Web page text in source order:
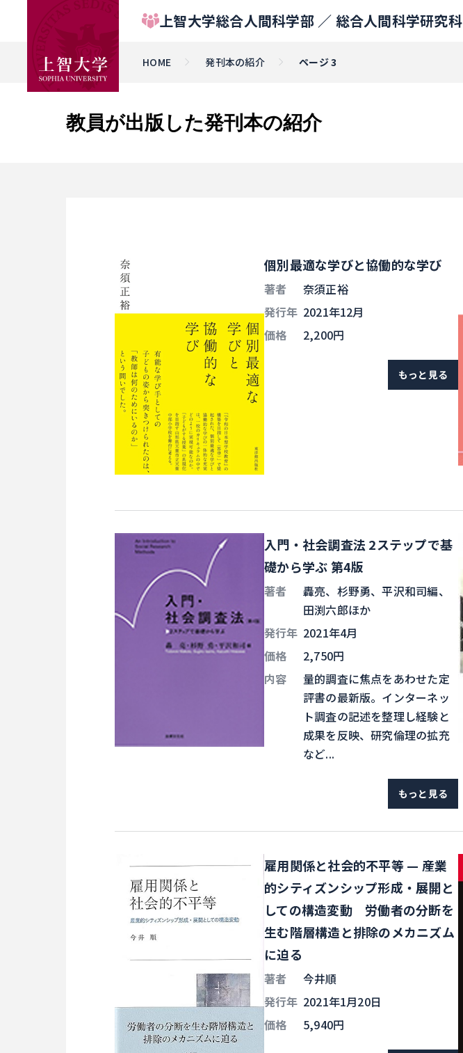
上智大学総合人間科学部 ／ 総合人間科学研究科
HOME 発刊本の紹介 ページ 3
教員が出版した発刊本の紹介
個別最適な学びと協働的な学び
著者
奈須正裕
発行年 2021年12月
価格
2,200円
もっと見る
入門・社会調査法 2ステップで基
礎から学ぶ 第4版
著者
轟亮、杉野勇、平沢和司編、
田渕六郎ほか
発行年 2021年4月
価格
2,750円
内容
量的調査に焦点をあわせた定
評書の最新版。インターネッ
ト調査の記述を整理し経験と
成果を反映、研究倫理の拡充
など...
もっと見る
雇用関係と社会的不平等 — 産業
的シティズンシップ形成・展開と
しての構造変動 労働者の分断を
生む階層構造と排除のメカニズム
に迫る
著者
今井順
発行年 2021年1月20日
価格
5,940円